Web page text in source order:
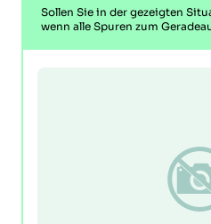
Sollen Sie in der gezeigten
wenn alle Spuren zum